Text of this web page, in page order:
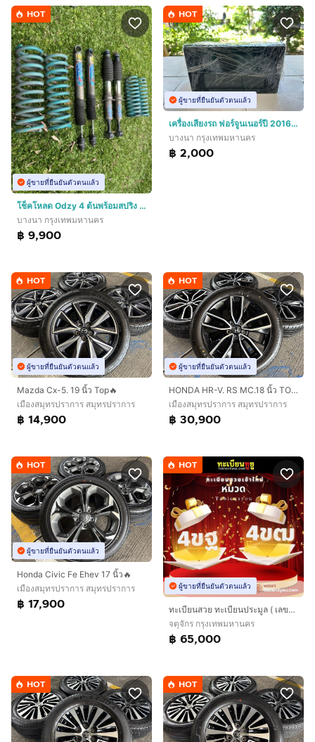
HOT
ผู้ขายที่ยืนยันตัวตนแล้ว
โช็คโหลด Odzy 4 ต้นพร้อมสปริง ใส่ฟอร์จูนเนอร์ปี 2016
บางนา กรุงเทพมหานคร
฿ 9,900
HOT
ผู้ขายที่ยืนยันตัวตนแล้ว
เครื่องเสียงรถ ฟอร์จูนเนอร์ปี 2016 + กล้องถอย สภาพสวยใช้งานได้ปรกติ
บางนา กรุงเทพมหานคร
฿ 2,000
HOT
ผู้ขายที่ยืนยันตัวตนแล้ว
Mazda Cx-5. 19 นิ้ว Top🔥
เมืองสมุทรปราการ สมุทรปราการ
฿ 14,900
HOT
ผู้ขายที่ยืนยันตัวตนแล้ว
HONDA HR-V. RS MC.18 นิ้ว TOP‼️
เมืองสมุทรปราการ สมุทรปราการ
฿ 30,900
HOT
ผู้ขายที่ยืนยันตัวตนแล้ว
Honda Civic Fe Ehev 17 นิ้ว🔥
เมืองสมุทรปราการ สมุทรปราการ
฿ 17,900
HOT
ผู้ขายที่ยืนยันตัวตนแล้ว
ทะเบียนสวย ทะเบียนประมูล ( เลขสวย กราฟฟิก 4ขฐ 4ขฒ ) ทะเบียนรถยนต์ ทะเบียนมงคล ทะเบียนผลรวมดี ทะเบียนทูยู ทะเบียนราคาถูก เลขมงคล มีหน้าร้าน ถ
จตุจักร กรุงเทพมหานคร
฿ 65,000
HOT HOT